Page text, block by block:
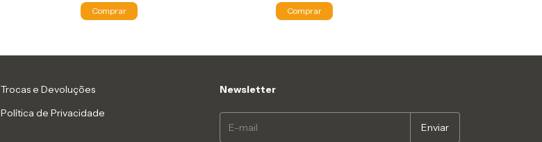
Trocas e Devoluções
Política de Privacidade
Newsletter